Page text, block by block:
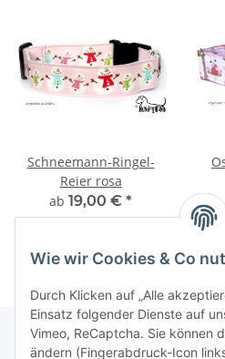
Schneemann-Ringel-
Reier rosa
ab 19,00 € *
Wie wir Cookies & Co
Durch Klicken auf „Alle
Einsatz folgender Dienste auf
Vimeo, ReCaptcha. Sie können
ändern (Fingerabdruck-Icon